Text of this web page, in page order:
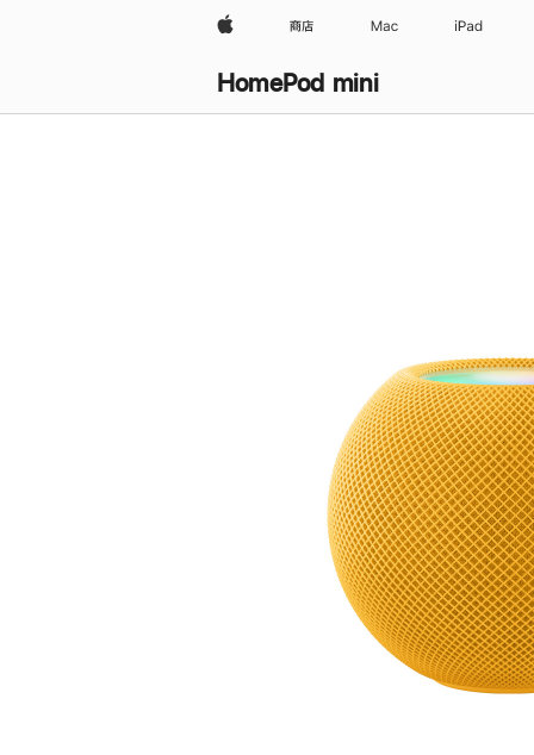
Apple 商店 Mac iPad
HomePod mini